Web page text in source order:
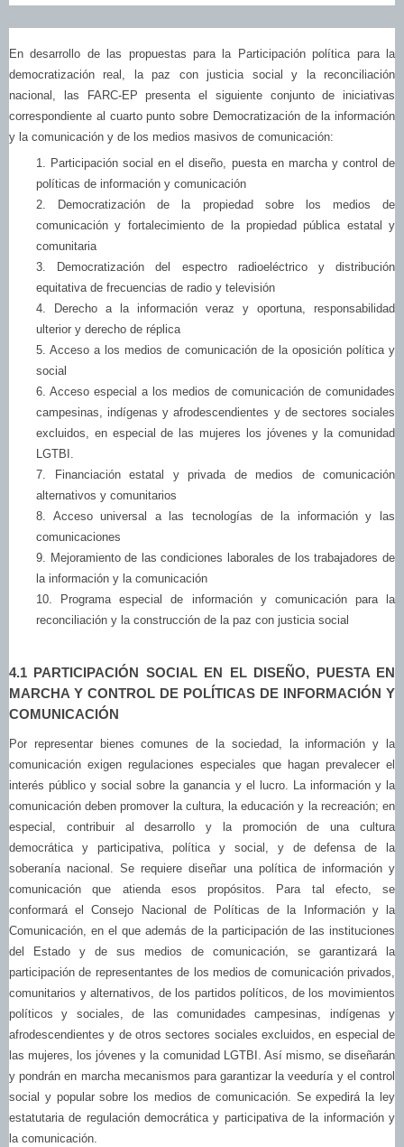
En desarrollo de las propuestas para la Participación política para la
democratización real, la paz con justicia social y la reconciliación
nacional, las FARC-EP presenta el siguiente conjunto de iniciativas
correspondiente al cuarto punto sobre Democratización de la información
y la comunicación y de los medios masivos de comunicación:
1. Participación social en el diseño, puesta en marcha y control de
políticas de información y comunicación
2. Democratización de la propiedad sobre los medios de
comunicación y fortalecimiento de la propiedad pública estatal y
comunitaria
3. Democratización del espectro radioeléctrico y distribución
equitativa de frecuencias de radio y televisión
4. Derecho a la información veraz y oportuna, responsabilidad
ulterior y derecho de réplica
5. Acceso a los medios de comunicación de la oposición política y
social
6. Acceso especial a los medios de comunicación de comunidades
campesinas, indígenas y afrodescendientes y de sectores sociales
excluidos, en especial de las mujeres los jóvenes y la comunidad
LGTBI.
7. Financiación estatal y privada de medios de comunicación
alternativos y comunitarios
8. Acceso universal a las tecnologías de la información y las
comunicaciones
9. Mejoramiento de las condiciones laborales de los trabajadores de
la información y la comunicación
10. Programa especial de información y comunicación para la
reconciliación y la construcción de la paz con justicia social
4.1 PARTICIPACIÓN SOCIAL EN EL DISEÑO, PUESTA EN
MARCHA Y CONTROL DE POLÍTICAS DE INFORMACIÓN Y
COMUNICACIÓN
Por representar bienes comunes de la sociedad, la información y la
comunicación exigen regulaciones especiales que hagan prevalecer el
interés público y social sobre la ganancia y el lucro. La información y la
comunicación deben promover la cultura, la educación y la recreación; en
especial, contribuir al desarrollo y la promoción de una cultura
democrática y participativa, política y social, y de defensa de la
soberanía nacional. Se requiere diseñar una política de información y
comunicación que atienda esos propósitos. Para tal efecto, se
conformará el Consejo Nacional de Políticas de la Información y la
Comunicación, en el que además de la participación de las instituciones
del Estado y de sus medios de comunicación, se garantizará la
participación de representantes de los medios de comunicación privados,
comunitarios y alternativos, de los partidos políticos, de los movimientos
políticos y sociales, de las comunidades campesinas, indígenas y
afrodescendientes y de otros sectores sociales excluidos, en especial de
las mujeres, los jóvenes y la comunidad LGTBI. Así mismo, se diseñarán
y pondrán en marcha mecanismos para garantizar la veeduría y el control
social y popular sobre los medios de comunicación. Se expedirá la ley
estatutaria de regulación democrática y participativa de la información y
la comunicación.